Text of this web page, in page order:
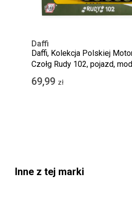
Daffi
Daffi, Kolekcja Polskiej
Czołg Rudy 102, pojazd,
metalowy, 1:43
69,99 zł
Inne z tej marki